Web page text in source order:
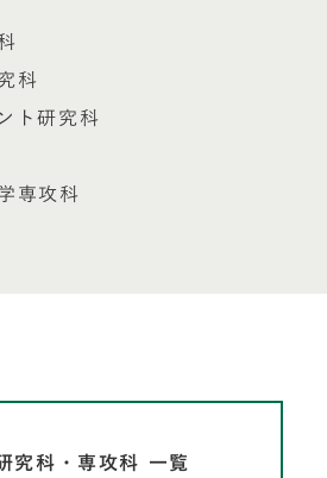
科
ト研究科
専攻科
究科・専攻科 一覧